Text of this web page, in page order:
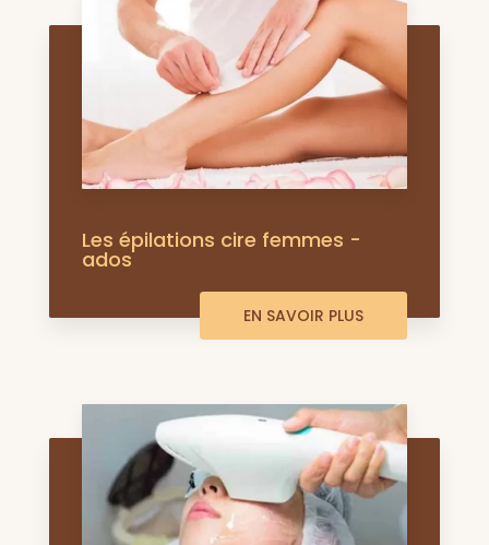
Les épilations cire femmes -
ados
EN SAVOIR PLUS